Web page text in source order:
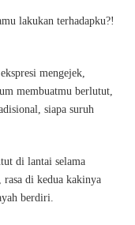
lakukan terhadapku?!
mengejek,
membuatmu berlutut,
siapa suruh
di lantai selama
rasa di kedua kakinya
berdiri.